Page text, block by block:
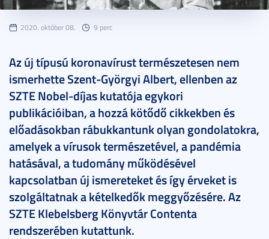
2020. október 08. 9 perc
Az új típusú koronavírust természetesen nem
ismerhette Szent-Györgyi Albert, ellenben az
SZTE Nobel-díjas kutatója egykori
publikációiban, a hozzá kötődő cikkekben és
előadásokban rábukkantunk olyan gondolatokra,
amelyek a vírusok természetével, a pandémia
hatásával, a tudomány működésével
kapcsolatban új ismereteket és így érveket is
szolgáltatnak a kételkedők meggyőzésére. Az
SZTE Klebelsberg Könyvtár Contenta
rendszerében kutattunk.